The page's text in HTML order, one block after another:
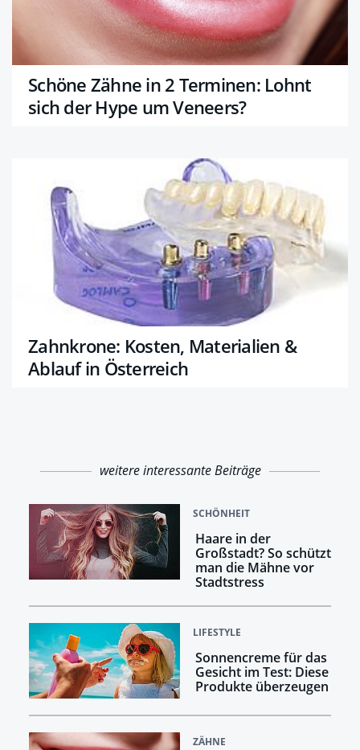
Schöne Zähne in 2 Terminen: Lohnt
sich der Hype um Veneers?
Zahnkrone: Kosten, Materialien &
Ablauf in Österreich
weitere interessante Beiträge
SCHÖNHEIT
Haare in der
Großstadt? So schützt
man die Mähne vor
Stadtstress
LIFESTYLE
Sonnencreme für das
Gesicht im Test: Diese
Produkte überzeugen
ZÄHNE